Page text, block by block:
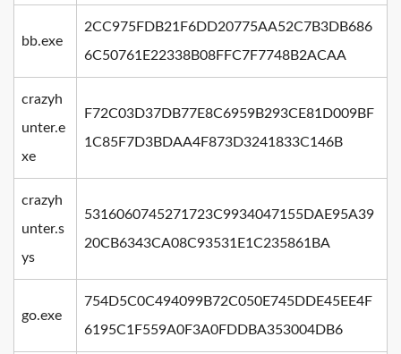
bb.exe
2CC975FDB21F6DD20775AA52C7B3DB686
6C50761E22338B08FFC7F7748B2ACAA
crazyh
unter.e
xe
F72C03D37DB77E8C6959B293CE81D009BF
1C85F7D3BDAA4F873D3241833C146B
crazyh
unter.s
ys
5316060745271723C9934047155DAE95A39
20CB6343CA08C93531E1C235861BA
go.exe
754D5C0C494099B72C050E745DDE45EE4F
6195C1F559A0F3A0FDDBA353004DB6